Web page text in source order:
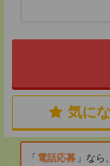
気に
電話応募
なら